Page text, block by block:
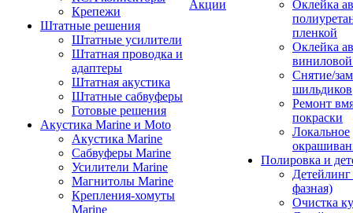
Крепежи
Штатные решения
Штатные усилители
Штатная проводка и
адаптеры
Штатная акустика
Штатные сабвуферы
Готовые решения
Акустика Marine и Moto
Акустика Marine
Сабвуферы Marine
Усилители Marine
Магнитолы Marine
Крепления-хомуты
Marine
Акции
Оклейка
пленкой
Оклейка
Снятие/
шильдиков
Ремонт
покраски
Локальное
Полировка и
фазная)
Очистка